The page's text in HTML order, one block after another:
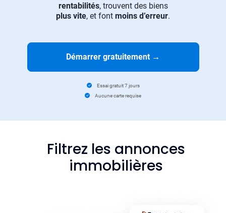
rentabilités, trouvent des biens
plus vite, et font moins d’erreur.
Démarrer gratuitement →
Essai gratuit 7 jours
Aucune carte requise
Filtrez les annonces
immobilières